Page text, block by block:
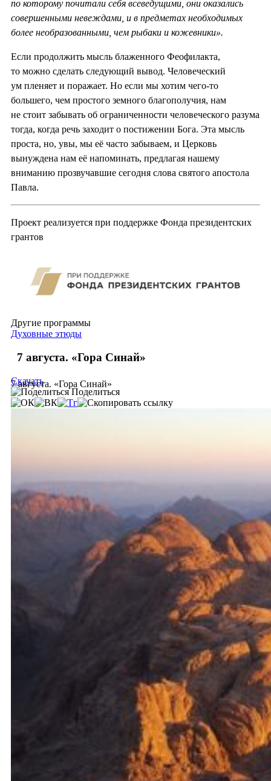
по которому почитали себя всеведущими, они оказались
совершенными невеждами, и в предметах необходимых
более необразованными, чем рыбаки и кожевники».
Если продолжить мысль блаженного Феофилакта,
то можно сделать следующий вывод. Человеческий
ум пленяет и поражает. Но если мы хотим чего-то
большего, чем простого земного благополучия, нам
не стоит забывать об ограниченности человеческого разума
тогда, когда речь заходит о постижении Бога. Эта мысль
проста, но, увы, мы её часто забываем, и Церковь
вынуждена нам её напоминать, предлагая нашему
вниманию прозвучавшие сегодня слова святого апостола
Павла.
Проект реализуется при поддержке Фонда президентских
грантов
Другие программы
Духовные этюды
7 августа. «Гора Синай»
7 августа. «Гора Синай»
Скачать
Поделиться